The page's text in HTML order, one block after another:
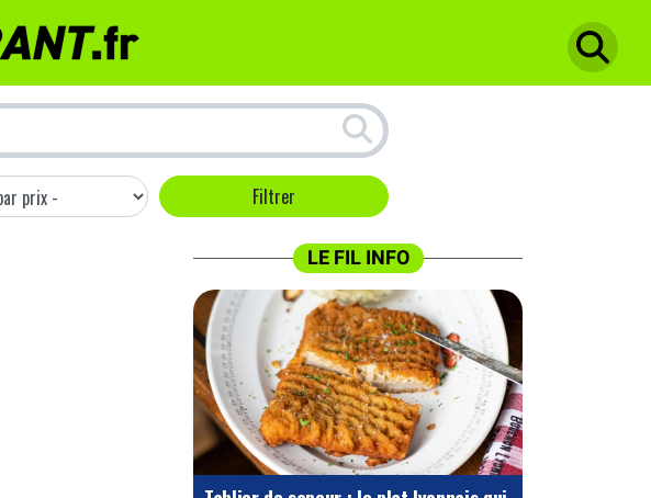
LE FIL INFO